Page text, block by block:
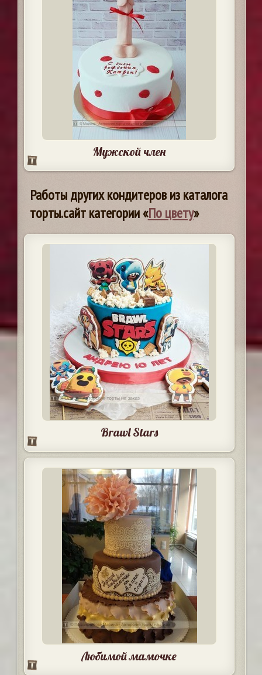
Мужской член
Работы других кондитеров из каталога
торты.сайт категории «По цвету»
Brawl Stars
Любимой мамочке